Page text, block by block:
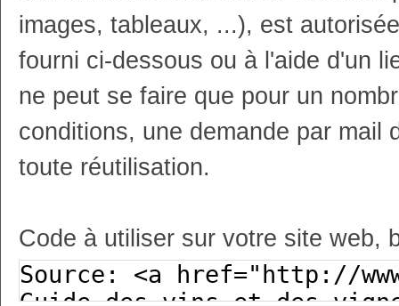
images, tableaux, ...), est
fourni ci-dessous ou à l'aide d'un
ne peut se faire que pour un
conditions, une demande par mail
toute réutilisation.
Code à utiliser sur votre site web,